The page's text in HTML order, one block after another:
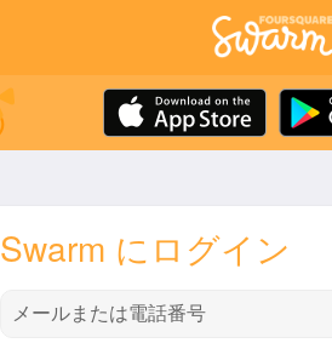
Swarm にログイン
メールまたは電話番号